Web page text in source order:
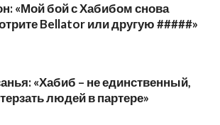
«Мой бой с Хабибом снова
Bellator или другую #####»
«Хабиб – не единственный,
людей в партере»